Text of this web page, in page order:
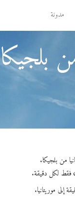
مدونة
بلجيكا
إلى موريتانيا.